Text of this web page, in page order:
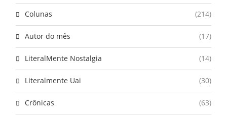
Colunas (214)
Autor do mês (17)
LiteralMente Nostalgia (14)
Literalmente Uai (30)
Crônicas (63)